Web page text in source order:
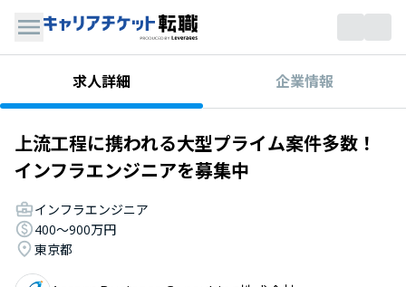
求人詳細 企業情報
上流工程に携われる大型プライム案件多数！
インフラエンジニアを募集中
インフラエンジニア
400〜900万円
東京都